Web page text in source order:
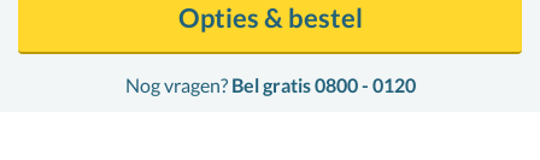
Nog vragen? Bel gratis 0800 - 0120
Opties & bestel